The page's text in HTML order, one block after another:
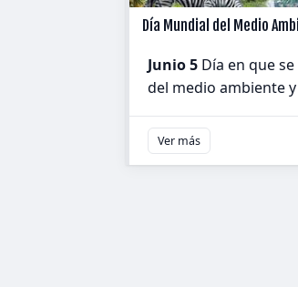
Día Mundial del Medio
Junio 5 Día en que
del medio ambiente
Ver más